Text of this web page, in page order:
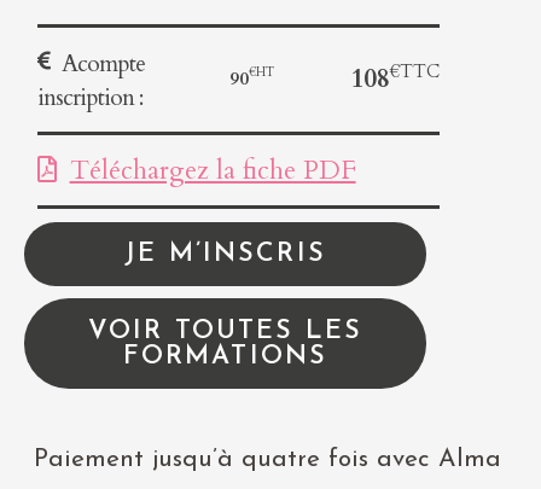
Acompte
inscription :
90 108
Téléchargez la fiche PDF
JE M’INSCRIS
VOIR TOUTES LES
FORMATIONS
Paiement jusqu’à quatre fois avec Alma